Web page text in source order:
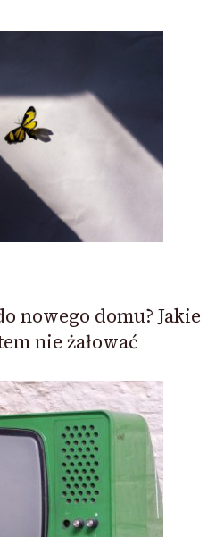
nowego domu? Jakie
nie żałować